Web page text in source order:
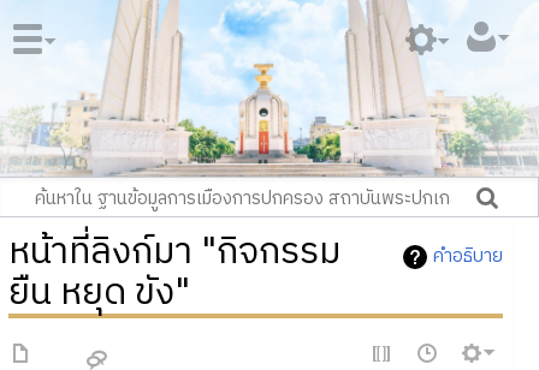
คำอธิบาย
หน้าที่ลิงก์มา "กิจกรรม
ยืน หยุด ขัง"